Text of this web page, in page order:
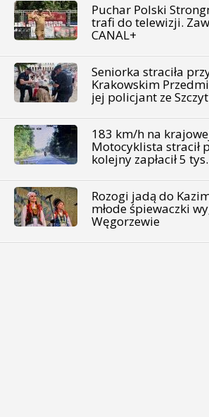
Puchar Polski
trafi do telewizji.
CANAL+
Seniorka straciła
Krakowskim
jej policjant ze
183 km/h na
Motocyklista stracił
kolejny zapłacił 5 tys.
Rozogi jadą do
młode śpiewaczki
Węgorzewie